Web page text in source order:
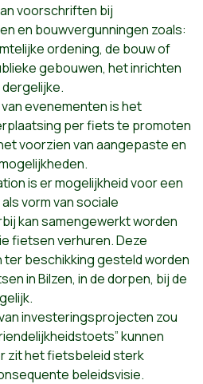
voorschriften bij
en bouwvergunningen zoals:
ordening, de bouw of
gebouwen, het inrichten
evenementen is het
per fiets te promoten
voorzien van aangepaste en
is er mogelijkheid voor een
vorm van sociale
kan samengewerkt worden
fietsen verhuren. Deze
ter beschikking gesteld worden
in Bilzen, in de dorpen, bij de
investeringsprojecten zou
kunnen
zit het fietsbeleid sterk
beleidsvisie.